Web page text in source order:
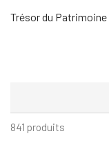
Trésor du Patrimoine
841 produits